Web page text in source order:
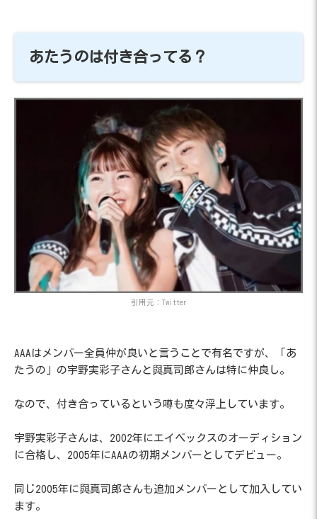
あたうのは付き合ってる？
引用元：Twitter
AAAはメンバー全員仲が良いと言うことで有名ですが、「あ
たうの」の宇野実彩子さんと與真司郎さんは特に仲良し。
なので、付き合っているという噂も度々浮上しています。
宇野実彩子さんは、2002年にエイベックスのオーディション
に合格し、2005年にAAAの初期メンバーとしてデビュー。
同じ2005年に與真司郎さんも追加メンバーとして加入してい
ます。